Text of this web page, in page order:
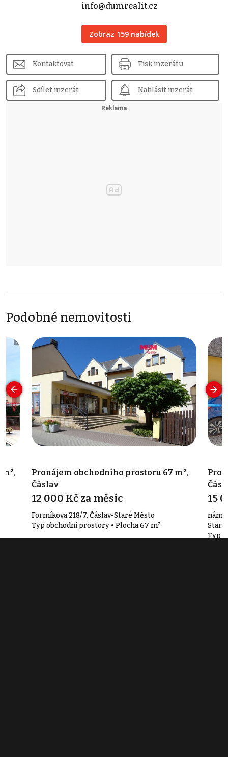
info@dumrealit.cz
Zobraz 159 nabídek
Kontaktovat Tisk inzerátu
Sdílet inzerát Nahlásit inzerát
Podobné nemovitosti
Pronájem obchodního prostoru 67 m²,
Čáslav
12 000 Kč za měsíc
Formíkova 218/7, Čáslav-Staré Město
Typ obchodní prostory • Plocha 67 m²
15
nám.
Staré
Typ